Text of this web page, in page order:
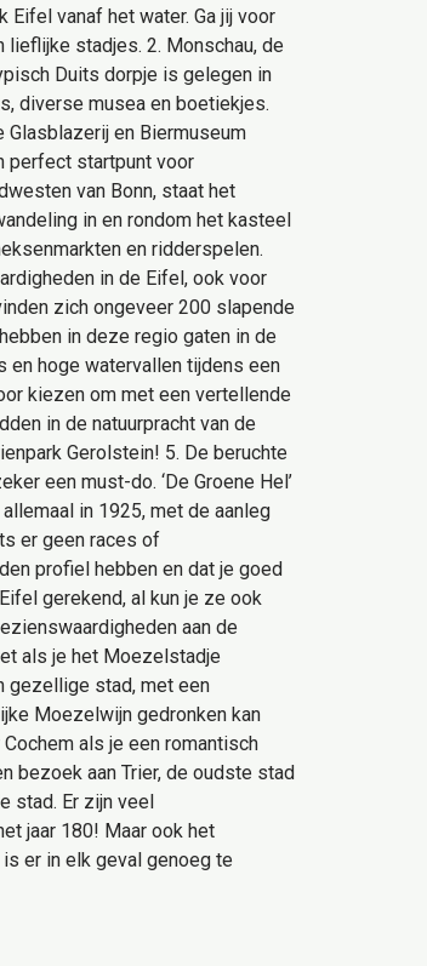
vanaf het water. Ga jij voor
lieflijke stadjes. 2. Monschau, de
Duits dorpje is gelegen in
diverse musea en boetiekjes.
en Biermuseum
perfect startpunt voor
van Bonn, staat het
in en rondom het kasteel
en ridderspelen.
in de Eifel, ook voor
zich ongeveer 200 slapende
in deze regio gaten in de
en hoge watervallen tijdens een
kiezen om met een vertellende
in de natuurpracht van de
Gerolstein! 5. De beruchte
een must-do. ‘De Groene Hel’
in 1925, met de aanleg
er geen races of
profiel hebben en dat je goed
gerekend, al kun je ze ook
aan de
als je het Moezelstadje
gezellige stad, met een
Moezelwijn gedronken kan
als je een romantisch
bezoek aan Trier, de oudste stad
stad. Er zijn veel
jaar 180! Maar ook het
er in elk geval genoeg te